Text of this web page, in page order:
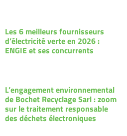
Les 6 meilleurs fournisseurs
d’électricité verte en 2026 :
ENGIE et ses concurrents
L’engagement environnemental
de Bochet Recyclage Sarl : zoom
sur le traitement responsable
des déchets électroniques